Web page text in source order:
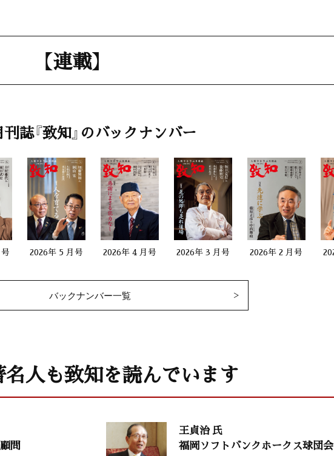
【連載】
星子 文（自然と未来社長）
生涯現役
篠原儀治（篠原風鈴本舗会長）
生命のメッセージ77
村上和雄（筑波大学名誉教授）
日本の教育を取り戻す21
大自然と体心
刊誌『致知』のバックナンバー
2026年 5 月号 2026年 4 月号 2026年 3 月号 2026年 2 月号
バックナンバー一覧
名人も致知を読んでいます
問
王貞治 氏
福岡ソフトバンクホークス球団